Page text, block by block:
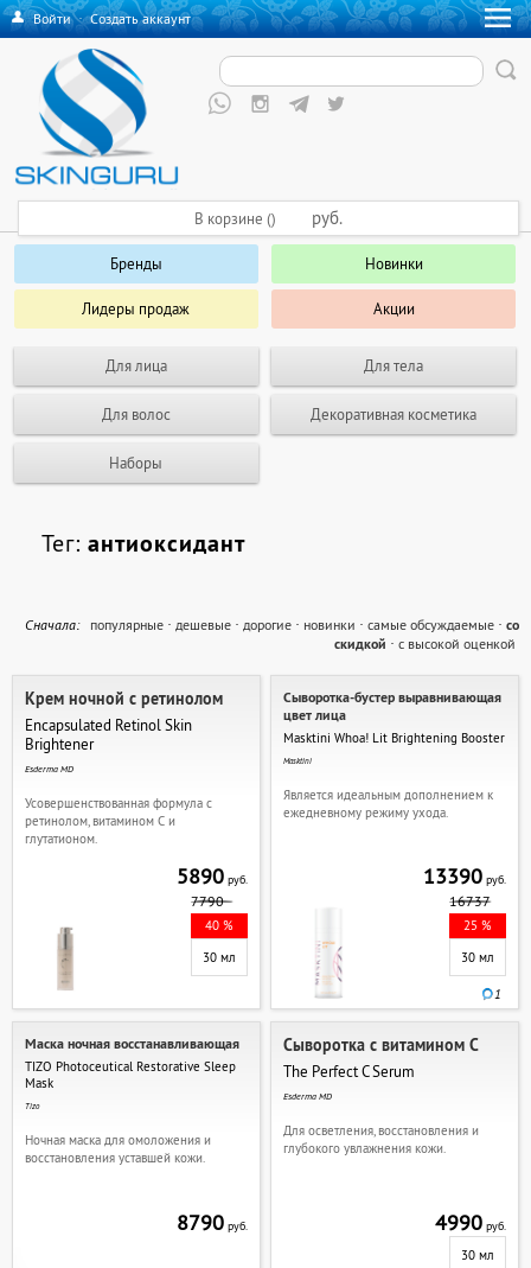
Войти·Создать аккаунт
Бренды Новинки
Лидеры продаж Акции
Для лица Для тела
Для волос Декоративная косметика
Наборы
В корзине () руб.
Тег: антиоксидант
Cначала: популярные · дешевые · дорогие · новинки · самые обсуждаемые · со
скидкой · с высокой оценкой
Крем ночной с ретинолом
Encapsulated Retinol Skin
Brightener
Esderma MD
Усовершенствованная формула с
ретинолом, витамином С и
глутатионом.
5890руб.
7790
40 %
30 мл
Сыворотка-бустер выравнивающая
цвет лица
Masktini Whoa! Lit Brightening Booster
Masktini
Является идеальным дополнением к
ежедневному режиму ухода.
13390руб.
16737
25 %
30 мл
1
Маска ночная восстанавливающая
TIZО Photoceutical Restorative Sleep
Mask
Tizo
Ночная маска для омоложения и
восстановления уставшей кожи.
8790руб.
Сыворотка с витамином С
The Perfect C Serum
Esderma MD
Для осветления, восстановления и
глубокого увлажнения кожи.
4990руб.
30 мл